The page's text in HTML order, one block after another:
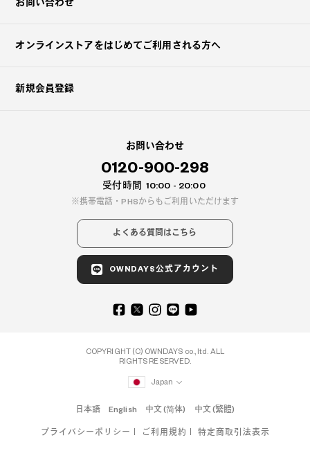
お問い合わせ
オンラインストアをはじめてご利用される方へ
新規会員登録
お問い合わせ
0120-900-298
受付時間 10:00 - 20:00
携帯電話・PHSからもご利用いただけます
よくある質問はこちら
OWNDAYS公式アカウント
COPYRIGHT (C) OWNDAYS co., ltd. ALL
RIGHTS RESERVED.
Japan
日本語 English 中文 (简体) 中文 (繁體)
プライバシーポリシー ご利用規約 特定商取引法表示